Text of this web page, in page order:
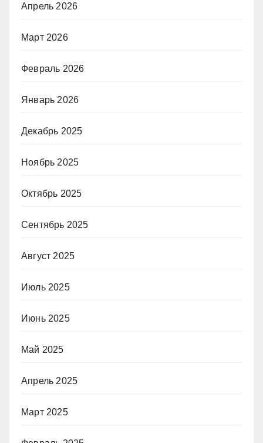
Апрель 2026
Март 2026
Февраль 2026
Январь 2026
Декабрь 2025
Ноябрь 2025
Октябрь 2025
Сентябрь 2025
Август 2025
Июль 2025
Июнь 2025
Май 2025
Апрель 2025
Март 2025